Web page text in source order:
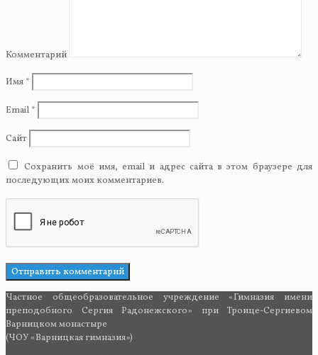
Комментарий
Имя *
Email *
Сайт
Сохранить моё имя, email и адрес сайта в этом браузере для
последующих моих комментариев.
Частное общеобразовательное учреждение «Гимназия имени
преподобного Сергия Радонежского» при Троице-Сергиевом
Варницком монастыре
(ЧОУ «Варницкая гимназия»)